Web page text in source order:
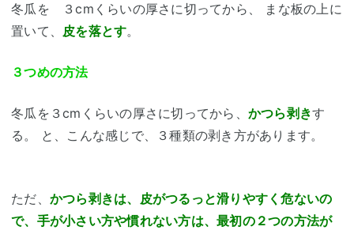
冬瓜を ３cmくらいの厚さに切ってから、 まな板の上に
置いて、 皮を落とす。
３つめの方法
冬瓜を３cmくらいの厚さに切ってから、 かつら剥きす
る。 と、こんな感じで、３種類の剥き方があります。
ただ、 かつら剥きは、皮がつるっと滑りやすく危ないの
で、手が小さい方や慣れない方は、最初の２つの方法が